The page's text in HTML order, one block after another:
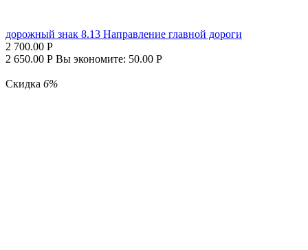
дорожный знак 8.13 Направление главной дороги
2 700.00 Р
2 650.00 Р Вы экономите: 50.00 Р
Скидка 6%